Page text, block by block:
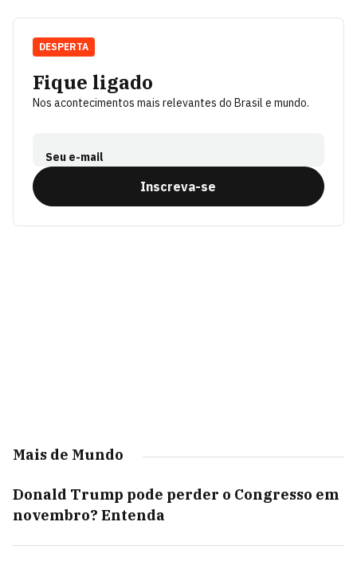
Fique ligado
Nos acontecimentos mais relevantes do Brasil e mundo.
Seu e-mail
Inscreva-se
DESPERTA
Mais de Mundo
Donald Trump pode perder o Congresso em
novembro? Entenda